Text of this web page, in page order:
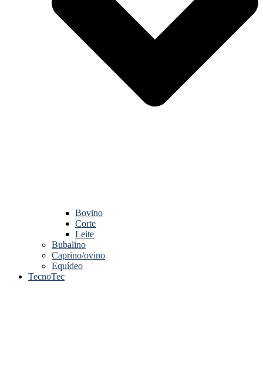
Bovino
Corte
Leite
Bubalino
Caprino/ovino
Equídeo
TecnoTec